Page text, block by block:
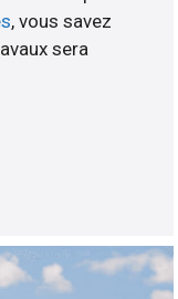
, vous savez
sera